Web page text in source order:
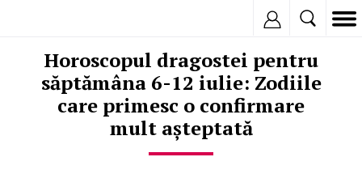
Horoscopul dragostei pentru
săptămâna 6-12 iulie: Zodiile
care primesc o confirmare
mult așteptată